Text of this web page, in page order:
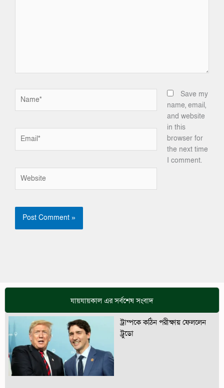
Save my
name, email,
and website
in this
browser for
the next time
I comment.
যায়যায়কাল এর সর্বশেষ সংবাদ
ট্রাম্পকে কঠিন পরীক্ষায় ফেললেন
ট্রুডো